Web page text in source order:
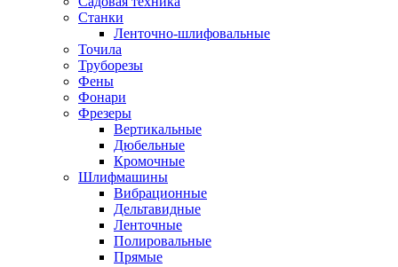
Станки
Ленточно-шлифовальные
Точила
Труборезы
Фены
Фонари
Фрезеры
Вертикальные
Дюбельные
Кромочные
Шлифмашины
Вибрационные
Дельтавидные
Ленточные
Полировальные
Прямые